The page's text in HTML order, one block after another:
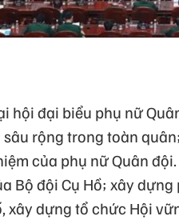
hội đại biểu phụ nữ
rộng trong toàn
của phụ nữ Quân
Bộ đội Cụ Hồ; xây
xây dựng tổ chức Hội